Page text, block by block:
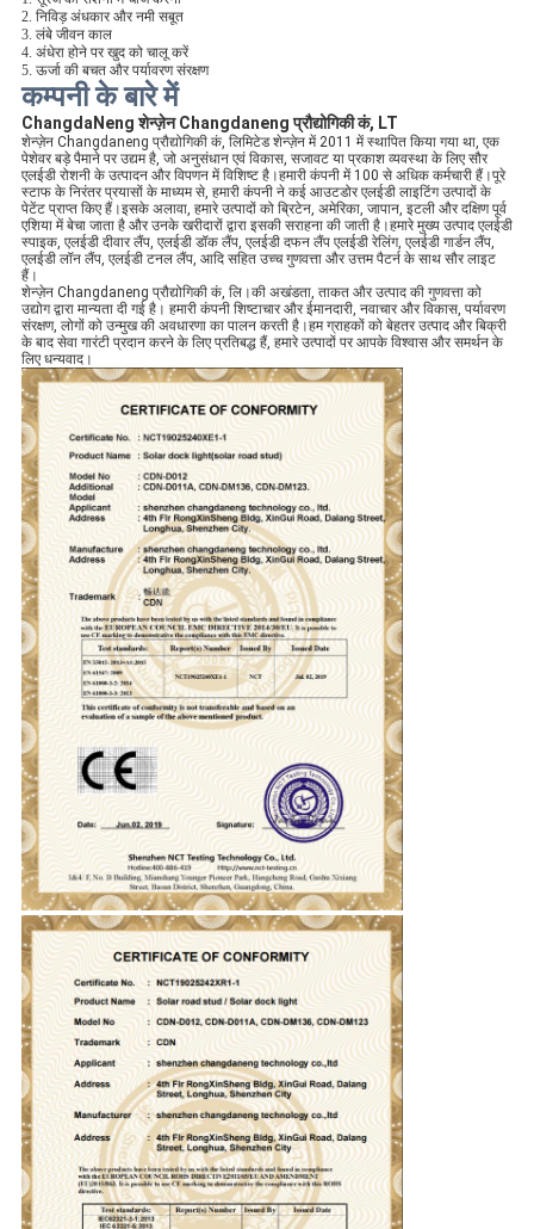
2. निविड़ अंधकार और नमी सबूत
3. लंबे जीवन काल
4. अंधेरा होने पर खुद को चालू करें
5. ऊर्जा की बचत और पर्यावरण संरक्षण
कम्पनी के बारे में
ChangdaNeng शेन्ज़ेन Changdaneng प्रौद्योगिकी कं, LT
शेन्ज़ेन Changdaneng प्रौद्योगिकी कं, लिमिटेड शेन्ज़ेन में 2011 में स्थापित किया गया था, एक
पेशेवर बड़े पैमाने पर उद्यम है, जो अनुसंधान एवं विकास, सजावट या प्रकाश व्यवस्था के लिए सौर
एलईडी रोशनी के उत्पादन और विपणन में विशिष्ट है।हमारी कंपनी में 100 से अधिक कर्मचारी हैं।पूरे
स्टाफ के निरंतर प्रयासों के माध्यम से, हमारी कंपनी ने कई आउटडोर एलईडी लाइटिंग उत्पादों के
पेटेंट प्राप्त किए हैं।इसके अलावा, हमारे उत्पादों को ब्रिटेन, अमेरिका, जापान, इटली और दक्षिण पूर्व
एशिया में बेचा जाता है और उनके खरीदारों द्वारा इसकी सराहना की जाती है।हमारे मुख्य उत्पाद एलईडी
स्पाइक, एलईडी दीवार लैंप, एलईडी डॉक लैंप, एलईडी दफन लैंप एलईडी रेलिंग, एलईडी गार्डन लैंप,
एलईडी लॉन लैंप, एलईडी टनल लैंप, आदि सहित उच्च गुणवत्ता और उत्तम पैटर्न के साथ सौर लाइट
हैं।
शेन्ज़ेन Changdaneng प्रौद्योगिकी कं, लि।की अखंडता, ताकत और उत्पाद की गुणवत्ता को
उद्योग द्वारा मान्यता दी गई है। हमारी कंपनी शिष्टाचार और ईमानदारी, नवाचार और विकास, पर्यावरण
संरक्षण, लोगों को उन्मुख की अवधारणा का पालन करती है।हम ग्राहकों को बेहतर उत्पाद और बिक्री
के बाद सेवा गारंटी प्रदान करने के लिए प्रतिबद्ध हैं, हमारे उत्पादों पर आपके विश्वास और समर्थन के
लिए धन्यवाद।